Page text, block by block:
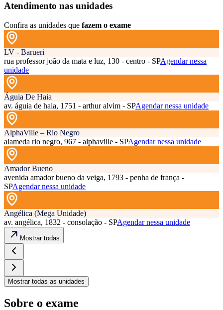
Atendimento nas unidades
Confira as unidades que fazem o exame
LV - Barueri
rua professor joão da mata e luz, 130 - centro - SPAgendar nessa
unidade
Águia De Haia
av. águia de haia, 1751 - arthur alvim - SPAgendar nessa unidade
AlphaVille – Rio Negro
alameda rio negro, 967 - alphaville - SPAgendar nessa unidade
Amador Bueno
avenida amador bueno da veiga, 1793 - penha de frança -
SPAgendar nessa unidade
Angélica (Mega Unidade)
av. angélica, 1832 - consolação - SPAgendar nessa unidade
Mostrar todas
Mostrar todas as unidades
Sobre o exame